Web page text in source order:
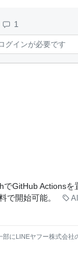
1
グインが必要です
でGitHub Actions
で開始可能。
にLINEヤフー株式会